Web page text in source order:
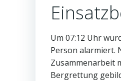
Um 07:12 Uhr
Person alarmiert.
Zusammenarbeit
Bergrettung